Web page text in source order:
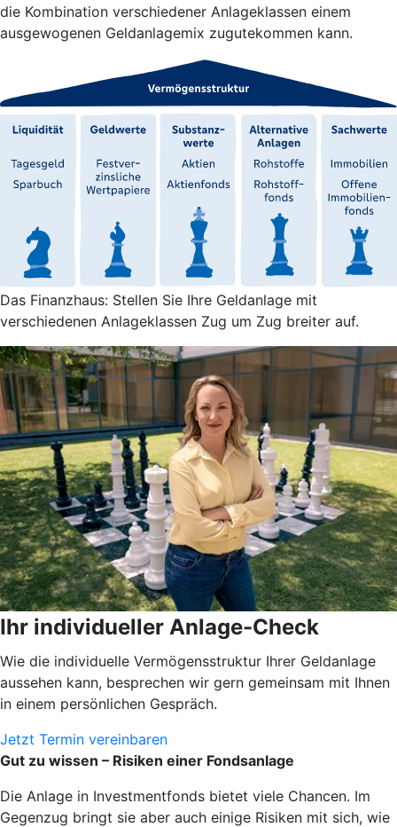
die Kombination verschiedener Anlageklassen einem
ausgewogenen Geldanlagemix zugutekommen kann.
Das Finanzhaus: Stellen Sie Ihre Geldanlage mit
verschiedenen Anlageklassen Zug um Zug breiter auf.
Ihr individueller Anlage-Check
Wie die individuelle Vermögensstruktur Ihrer Geldanlage
aussehen kann, besprechen wir gern gemeinsam mit Ihnen
in einem persönlichen Gespräch.
Jetzt Termin vereinbaren
Gut zu wissen – Risiken einer Fondsanlage
Die Anlage in Investmentfonds bietet viele Chancen. Im
Gegenzug bringt sie aber auch einige Risiken mit sich, wie